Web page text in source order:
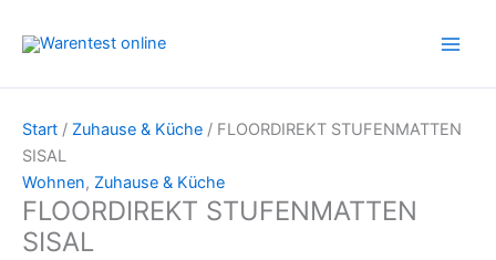
Inhalt
Start / Zuhause & Küche / FLOORDIREKT STUFENMATTEN
SISAL
Wohnen, Zuhause & Küche
FLOORDIREKT STUFENMATTEN
SISAL